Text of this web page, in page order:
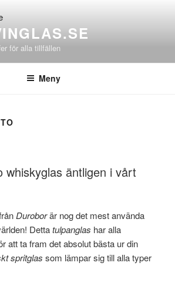
för alla tillfällen
Meny
whiskyglas äntligen i vårt
Duroborär nog det mest använda
Dettatulpanglas har alla
att ta fram det absolut bästa ur din
spritglas som lämpar sig till alla typer